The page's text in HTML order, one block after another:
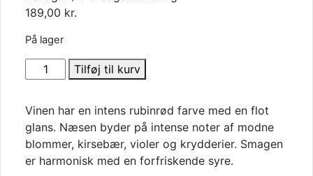
189,00 kr.
På lager
Tenuta
Gracciano
Seta
-
Vino
Nobile
Tilføj til kurv
Vinen har en intens rubinrød farve med en flot
glans. Næsen byder på intense noter af modne
blommer, kirsebær, violer og krydderier. Smagen
er harmonisk med en forfriskende syre.